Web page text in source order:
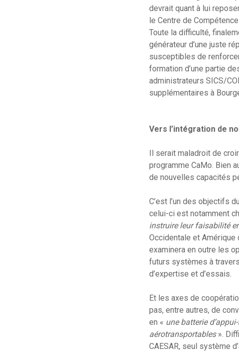
devrait quant à lui
le Centre de
Toute la difficulté,
générateur d’une juste
susceptibles de
formation d’une partie
administrateurs SICS/
supplémentaires à
Vers l’intégration de
Il serait maladroit de
programme CaMo. Bien
de nouvelles capacités
C’est l’un des objectifs
celui-ci est notamment
instruire leur faisabilité
Occidentale et Amérique
examinera en outre les
futurs systèmes à
d’expertise et d’essais.
Et les axes de
pas, entre autres, de
en « une batterie
aérotransportables».
CAESAR, seul système